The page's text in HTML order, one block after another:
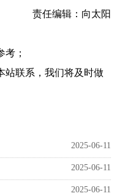
责任编辑：向太阳
；
站联系，我们将及时做
2025-06-11
2025-06-11
2025-06-11